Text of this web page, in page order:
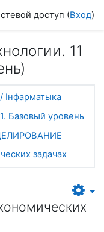
доступ (Вход)
11
Інфарматыка
Базовый уровень
задачах